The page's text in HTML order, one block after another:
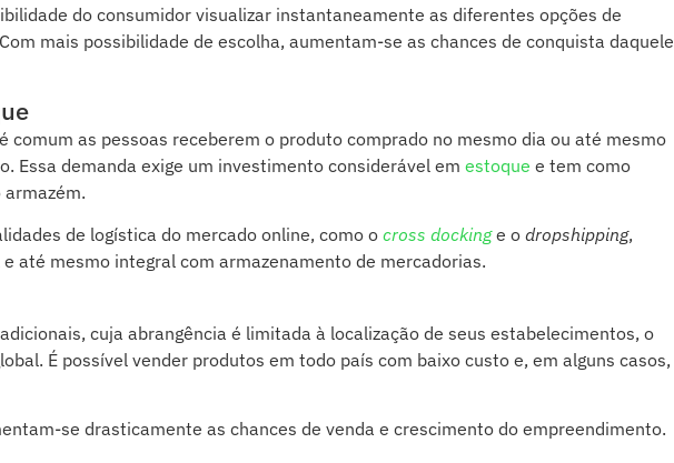
do consumidor visualizar instantaneamente as diferentes opções de
mais possibilidade de escolha, aumentam-se as chances de conquista daquele
comum as pessoas receberem o produto comprado no mesmo dia ou até mesmo
Essa demanda exige um investimento considerável em estoque e tem como
de logística do mercado online, como o cross dockinge o dropshipping,
até mesmo integral com armazenamento de mercadorias.
cuja abrangência é limitada à localização de seus estabelecimentos, o
É possível vender produtos em todo país com baixo custo e, em alguns casos,
se drasticamente as chances de venda e crescimento do empreendimento.